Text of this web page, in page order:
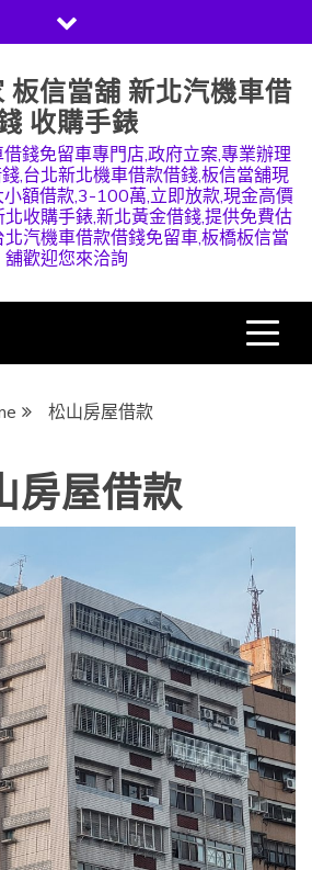
板信當舖 新北汽機車借
收購手錶
錢免留車專門店,政府立案,專業辦理
,台北新北機車借款借錢,板信當舖現
額借款,3-100萬,立即放款,現金高價
收購手錶,新北黃金借錢,提供免費估
汽機車借款借錢免留車,板橋板信當
舖歡迎您來洽詢
松山房屋借款
房屋借款